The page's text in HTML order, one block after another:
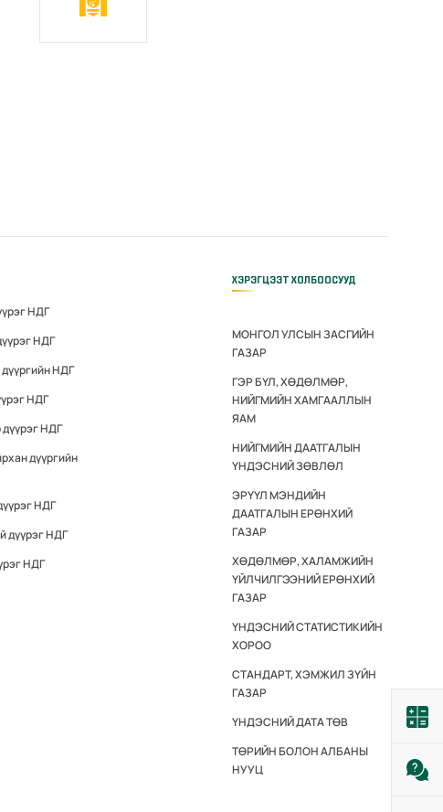
НДГ
НДГ
НДГ
НДГ
НДГ
дүүргийн
НДГ
дүүрэг НДГ
НДГ
ХЭРЭГЦЭЭТ ХОЛБООСУУД
МОНГОЛ УЛСЫН ЗАСГИЙН
ГАЗАР
ГЭР БҮЛ, ХӨДӨЛМӨР,
НИЙГМИЙН ХАМГААЛЛЫН
ЯАМ
НИЙГМИЙН ДААТГАЛЫН
ҮНДЭСНИЙ ЗӨВЛӨЛ
ЭРҮҮЛ МЭНДИЙН
ДААТГАЛЫН ЕРӨНХИЙ
ГАЗАР
ХӨДӨЛМӨР, ХАЛАМЖИЙН
ҮЙЛЧИЛГЭЭНИЙ ЕРӨНХИЙ
ГАЗАР
ҮНДЭСНИЙ СТАТИСТИКИЙН
ХОРОО
СТАНДАРТ, ХЭМЖИЛ ЗҮЙН
ГАЗАР
ҮНДЭСНИЙ ДАТА ТӨВ
ТӨРИЙН БОЛОН АЛБАНЫ
НУУЦ